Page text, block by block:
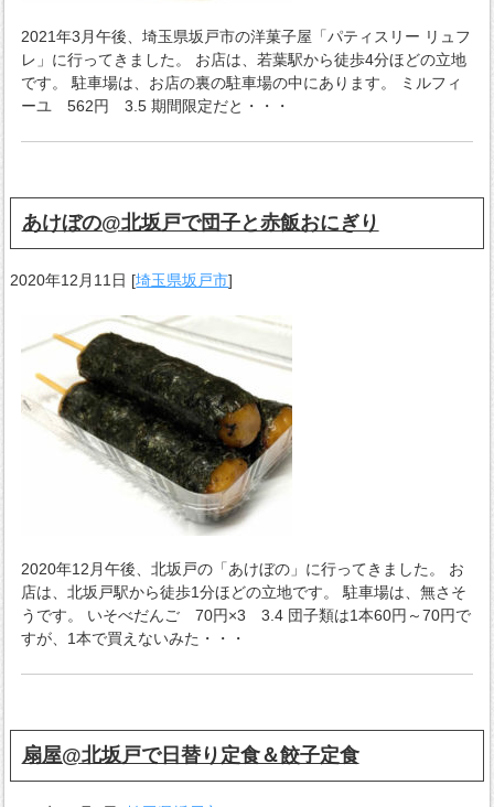
2021年3月午後、埼玉県坂戸市の洋菓子屋「パティスリー リュフ
レ」に行ってきました。 お店は、若葉駅から徒歩4分ほどの立地
です。 駐車場は、お店の裏の駐車場の中にあります。 ミルフィ
ーユ 562円 3.5 期間限定だと・・・
あけぼの@北坂戸で団子と赤飯おにぎり
2020年12月11日 [埼玉県坂戸市]
2020年12月午後、北坂戸の「あけぼの」に行ってきました。 お
店は、北坂戸駅から徒歩1分ほどの立地です。 駐車場は、無さそ
うです。 いそべだんご 70円×3 3.4 団子類は1本60円～70円で
すが、1本で買えないみた・・・
扇屋@北坂戸で日替り定食＆餃子定食